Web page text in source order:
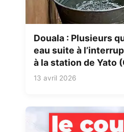
Douala : Plusieurs
eau suite à
à la station de Yato
13 avril 2026